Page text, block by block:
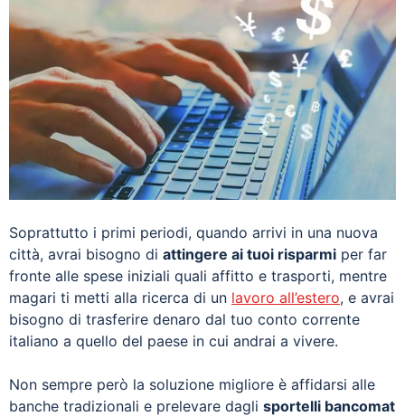
Soprattutto i primi periodi, quando arrivi in una nuova
città, avrai bisogno di attingere ai tuoi risparmi per far
fronte alle spese iniziali quali affitto e trasporti, mentre
magari ti metti alla ricerca di un lavoro all’estero, e avrai
bisogno di trasferire denaro dal tuo conto corrente
italiano a quello del paese in cui andrai a vivere.
Non sempre però la soluzione migliore è affidarsi alle
banche tradizionali e prelevare dagli sportelli bancomat